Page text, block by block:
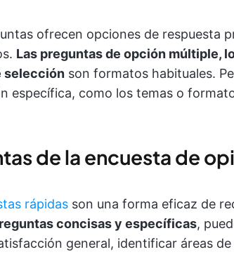
ofrecen opciones de respuesta
Las preguntas de opción múltiple,
selección son formatos habituales.
específica, como los temas o
de la encuesta de
rápidas son una forma eficaz de
concisas y específicas,
general, identificar áreas